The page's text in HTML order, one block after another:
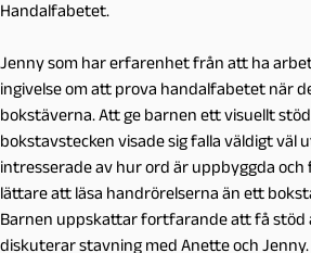
Handalfabetet.
Jenny som har erfarenhet från att ha
ingivelse om att prova handalfabetet när
bokstäverna. Att ge barnen ett visuellt
bokstavstecken visade sig falla väldigt väl
intresserade av hur ord är uppbyggda
lättare att läsa handrörelserna än ett
Barnen uppskattar fortfarande att få stöd
diskuterar stavning med Anette och Jenny.